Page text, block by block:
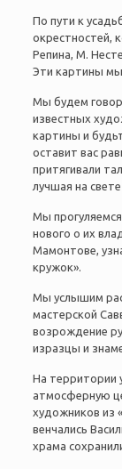
По пути к
окрестностей,
Репина, М.
Эти картины
Мы будем
известных
картины и
оставит вас
притягивали
лучшая на
Мы
нового о их
Мамонтове,
кружок».
Мы услышим
мастерской
возрождение
изразцы и
На территории
атмосферную
художников из
венчались
храма